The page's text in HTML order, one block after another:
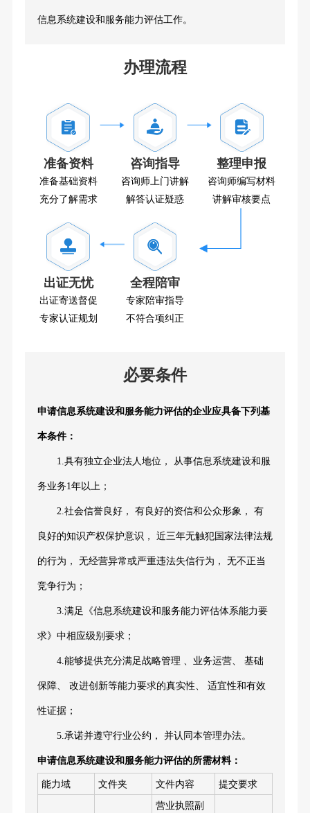
信息系统建设和服务能力评估工作。
办理流程
准备资料
准备基础资料
充分了解需求
咨询指导
咨询师上门讲解
解答认证疑惑
整理申报
咨询师编写材料
讲解审核要点
出证无忧
出证寄送督促
专家认证规划
全程陪审
专家陪审指导
不符合项纠正
必要条件
申请信息系统建设和服务能力评估的企业应具备下列基
本条件：
1.具有独立企业法人地位， 从事信息系统建设和服
务业务1年以上；
2.社会信誉良好， 有良好的资信和公众形象， 有
良好的知识产权保护意识， 近三年无触犯国家法律法规
的行为， 无经营异常或严重违法失信行为， 无不正当
竞争行为；
3.满足《信息系统建设和服务能力评估体系能力要
求》中相应级别要求；
4.能够提供充分满足战略管理 、业务运营、 基础
保障、 改进创新等能力要求的真实性、 适宜性和有效
性证据；
5.承诺并遵守行业公约， 并认同本管理办法。
申请信息系统建设和服务能力评估的所需材料：
能力域 文件夹 文件内容 提交要求
营业执照副